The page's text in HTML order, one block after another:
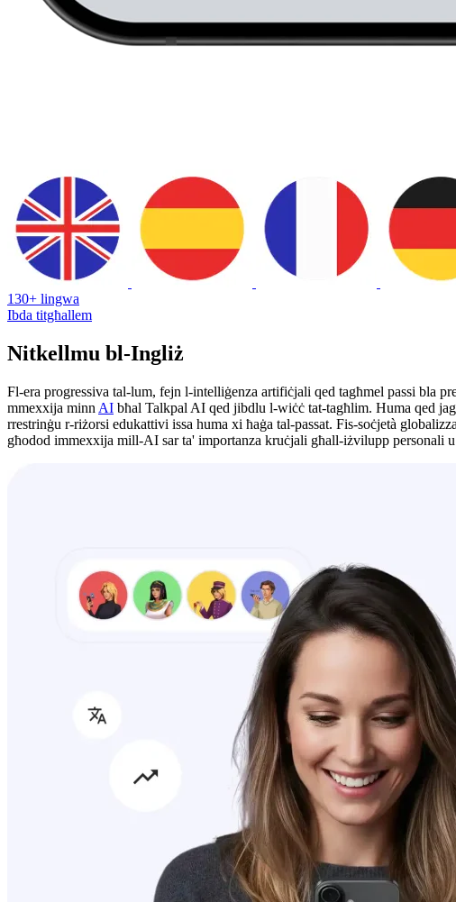
130+ lingwa
Ibda titgħallem
Nitkellmu bl-Ingliż
Fl-era progressiva tal-lum, fejn l-intelliġenza artifiċjali qed tagħmel passi bla
mmexxija minn AI bħal Talkpal AI qed jibdlu l-wiċċ tat-tagħlim. Huma qed
rrestrinġu r-riżorsi edukattivi issa huma xi ħaġa tal-passat. Fis-soċjetà
għodod immexxija mill-AI sar ta' importanza kruċjali għall-iżvilupp personali